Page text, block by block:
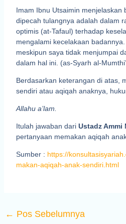
Imam Ibnu Utsaimin menjelaskan
dipecah tulangnya adalah dalam
optimis (at-Tafaul) terhadap
mengalami kecelakaan
meskipun saya tidak menjumpai
dalam hal ini. (as-Syarh al-
Berdasarkan keterangan di atas,
sendiri atau aqiqah anaknya,
Allahu a’lam.
Itulah jawaban dari Ustadz Ammi
pertanyaan memakan aqiqah
Sumber : https://
makan-aqiqah-anak-sendiri.html
← Pos Sebelumnya